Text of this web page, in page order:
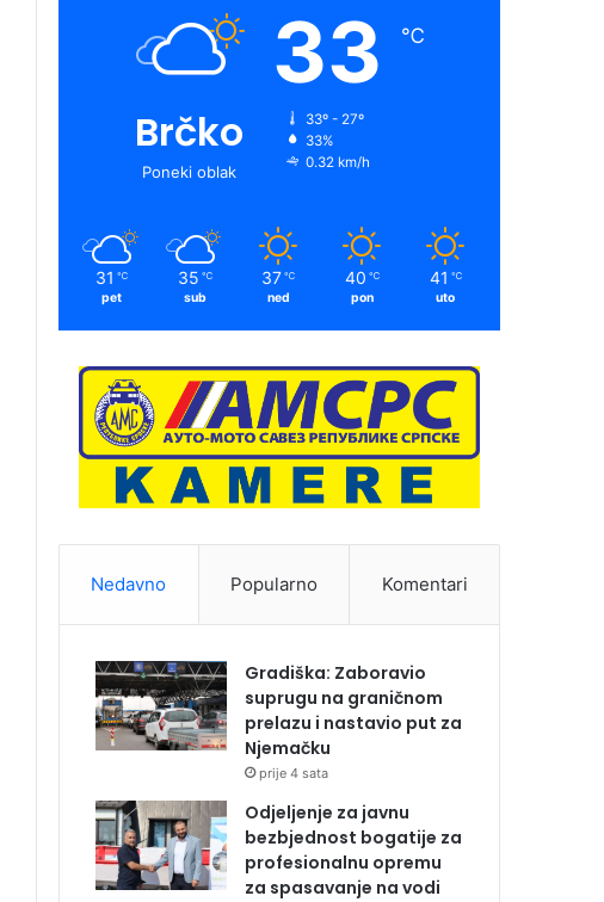
Brčko
Poneki oblak
33 ℃
33º - 27º
33%
0.32 km/h
31 ℃
pet
35 ℃
sub
37 ℃
ned
40 ℃
pon
41 ℃
uto
Nedavno Popularno Komentari
Gradiška: Zaboravio
suprugu na graničnom
prelazu i nastavio put za
Njemačku
prije 4 sata
Odjeljenje za javnu
bezbjednost bogatije za
profesionalnu opremu
za spasavanje na vodi